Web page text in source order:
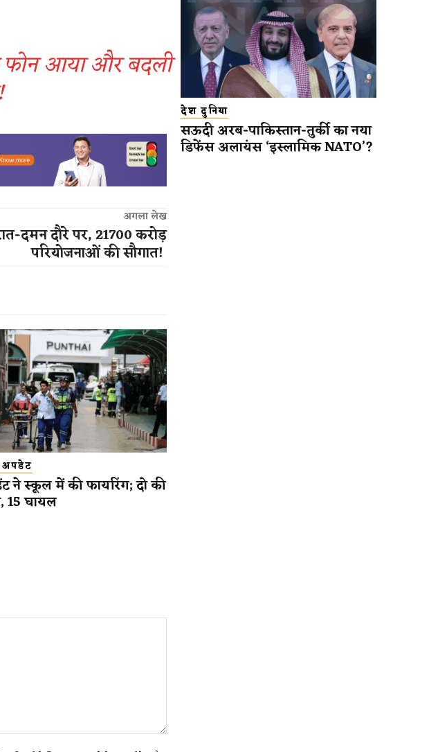
फोन आया और बदली
अगला लेख
दमन दौरे पर, 21700 करोड़
परियोजनाओं की सौगात!
अपडेट
ने स्कूल में की फायरिंग; दो की
15 घायल
देश दुनिया
सऊदी अरब-पाकिस्तान-तुर्की का नया
डिफेंस अलायंस ‘इस्लामिक NATO’?